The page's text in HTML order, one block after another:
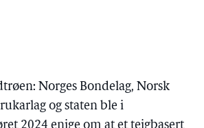
Norges Bondelag, Norsk
og staten ble i